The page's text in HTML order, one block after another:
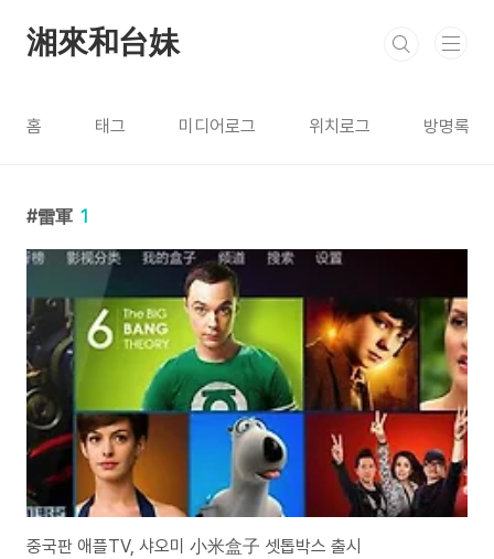
湘來和台妹
홈 태그 미디어로그 위치로그 방명록
雷軍 1
중국판 애플TV, 샤오미 小米盒子 셋톱박스 출시